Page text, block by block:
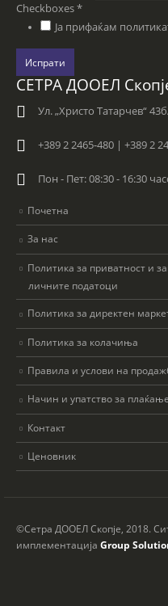
Checkboxes*
Ја прифаќам
Испрати
СЕТРА ДООЕЛ
Ул. „Христо Татарчев“
+389 2 2465-480 | +389 2
Пон - Пет: 08:30 - 16:30
Почетна
За нас
Политика за приватност и
личните податоци
Политика за директен
Политика за колачиња
Правила и услови на
Начин и упатство за плаќање
Контакт
Ценовник
©Сетра ДООЕЛ Скопје, 2018.
имплементација Group